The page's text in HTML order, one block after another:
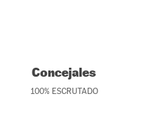
Concejales
100% ESCRUTADO